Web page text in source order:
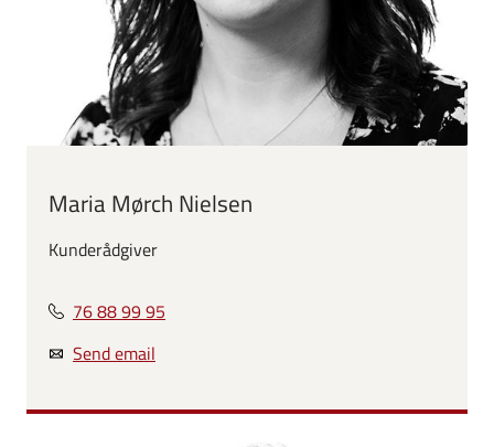
Maria Mørch Nielsen
Kunderådgiver
76 88 99 95
Send email